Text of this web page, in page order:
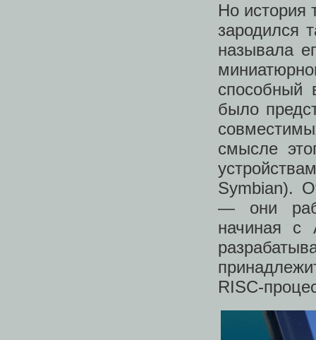
Но история
зародился
называла
способный
было
смысле
Symbian).
— они
начиная с
RISC-